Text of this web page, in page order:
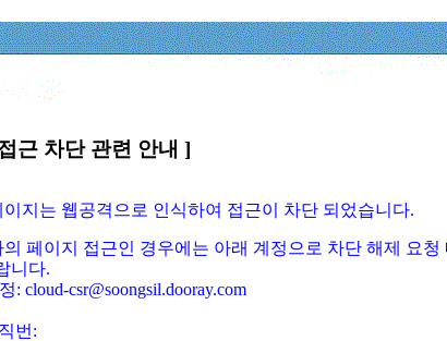
근 차단 관련 안내 ]
지는 웹공격으로 인식하여 접근이 차단 되었습니다.
페이지 접근인 경우에는 아래 계정으로 차단 해제 요청
니다.
: cloud-csr@soongsil.dooray.com
번: